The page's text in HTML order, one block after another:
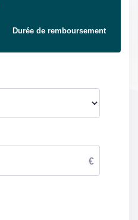
Durée de remboursement